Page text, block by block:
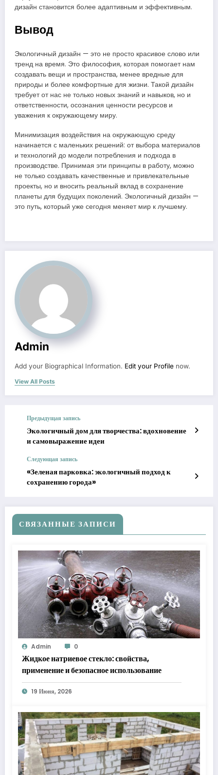
дизайн становится более адаптивным и эффективным.
Вывод
Экологичный дизайн — это не просто красивое слово или
тренд на время. Это философия, которая помогает нам
создавать вещи и пространства, менее вредные для
природы и более комфортные для жизни. Такой дизайн
требует от нас не только новых знаний и навыков, но и
ответственности, осознания ценности ресурсов и
уважения к окружающему миру.
Минимизация воздействия на окружающую среду
начинается с маленьких решений: от выбора материалов
и технологий до модели потребления и подхода в
производстве. Принимая эти принципы в работу, можно
не только создавать качественные и привлекательные
проекты, но и вносить реальный вклад в сохранение
планеты для будущих поколений. Экологичный дизайн —
это путь, который уже сегодня меняет мир к лучшему.
Admin
Add your Biographical Information. Edit your Profile now.
View All Posts
Предыдущая запись
Экологичный дом для творчества: вдохновение
и самовыражение идеи
Следующая запись
«Зеленая парковка: экологичный подход к
сохранению города»
СВЯЗАННЫЕ ЗАПИСИ
Admin 0
Жидкое натриевое стекло: свойства,
применение и безопасное использование
19 Июня, 2026